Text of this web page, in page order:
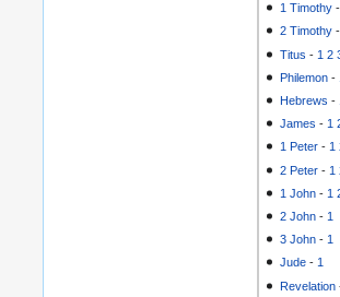
1 Timothy
2 Timothy
Titus - 1 2
Philemon -
Hebrews -
James - 1
1 Peter -1
2 Peter - 1
1 John - 1
2 John - 1
3 John - 1
Jude -1
Revelation